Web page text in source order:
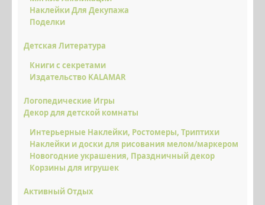
Наклейки Для Декупажа
Поделки
Детская Литература
Книги с секретами
Издательство KALAMAR
Логопедические Игры
Декор для детской комнаты
Интерьерные Наклейки, Ростомеры, Триптихи
Наклейки и доски для рисования мелом/маркером
Новогодние украшения, Праздничный декор
Корзины для игрушек
Активный Отдых